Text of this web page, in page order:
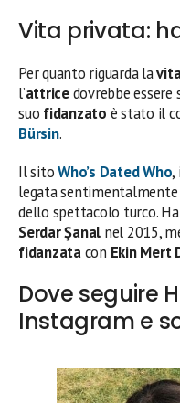
Vita privata:
Per quanto riguarda la
l’attricedovrebbe essere
suo fidanzato è stato il
Bürsin.
Il sitoWho’s Dated Who,
legata
dello spettacolo turco.
Serdar Şanal nel 2015,
fidanzatacon Ekin Mert
Dove seguire
Instagram e